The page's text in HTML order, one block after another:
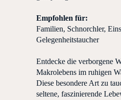
Empfohlen für:
Familien, Schnorchler,
Gelegenheitstaucher
Entdecke die verborgene
Makrolebens im ruhigen
Diese besondere Art zu
seltene, faszinierende